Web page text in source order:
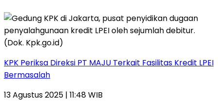
KPK Periksa Direksi PT MAJU Terkait Fasilitas Kredit LPEI
Bermasalah
13 Agustus 2025 | 11:48 WIB